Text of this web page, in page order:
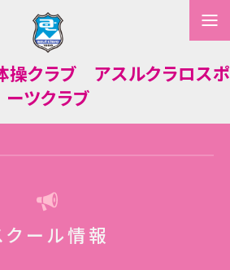
操クラブ アスルクラロスポ
ーツクラブ
クール情報